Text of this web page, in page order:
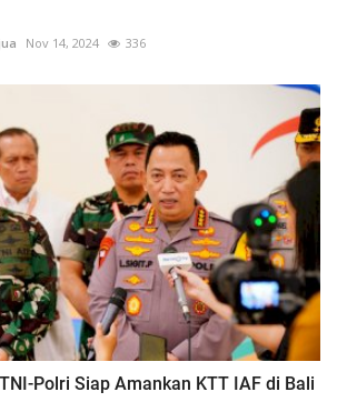
Nov 14, 2024 336
Polri Siap Amankan KTT IAF di Bali